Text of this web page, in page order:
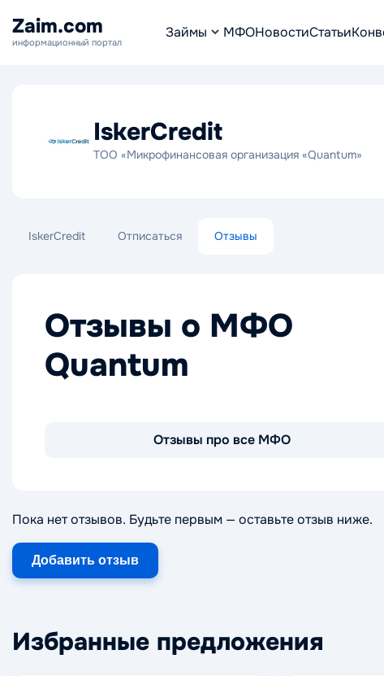
Zaim.com
информационный портал
Займы МФОНовостиСтатьи
IskerCredit
ТОО «Микрофинансовая организация «Quantum»
IskerCredit Отписаться Отзывы
Отзывы о МФО
Quantum
Отзывы про все МФО
Пока нет отзывов. Будьте первым — оставьте отзыв ниже.
Добавить отзыв
Избранные предложения